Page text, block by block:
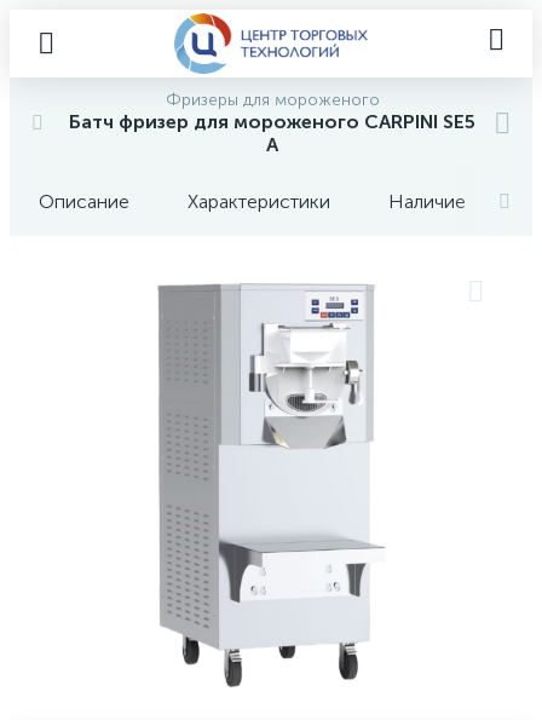
Фризеры для мороженого
Батч фризер для мороженого CARPINI SE5
A
Описание Характеристики Наличие